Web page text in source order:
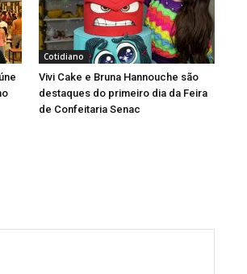
Cotidiano
Vivi Cake e Bruna Hannouche são
destaques do primeiro dia da Feira
de Confeitaria Senac